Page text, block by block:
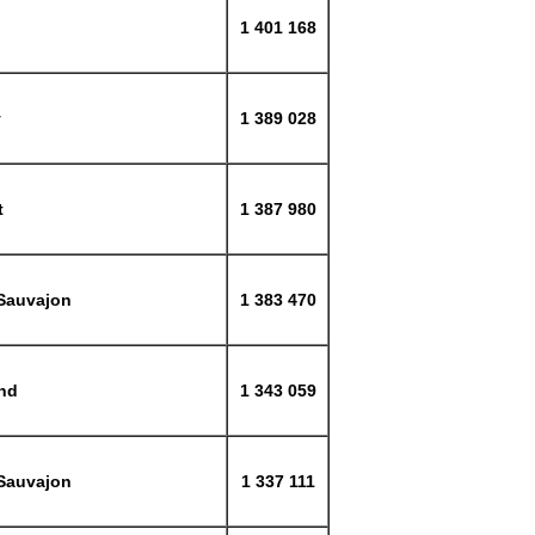
1 401 168
1 389 028
1 387 980
1 383 470
1 343 059
1 337 111